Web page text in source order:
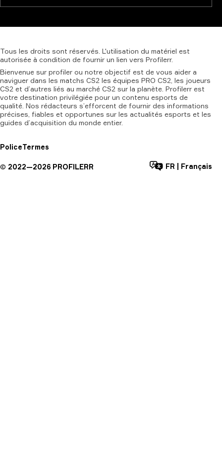
Tous les droits sont réservés. L'utilisation du matériel est
autorisée à condition de fournir un lien vers Profilerr.
Bienvenue sur profiler ou notre objectif est de vous aider a
naviguer dans les matchs CS2 les équipes PRO CS2, les joueurs
CS2 et d’autres liés au marché CS2 sur la planète. Profilerr est
votre destination privilégiée pour un contenu esports de
qualité. Nos rédacteurs s’efforcent de fournir des informations
précises, fiables et opportunes sur les actualités esports et les
guides d’acquisition du monde entier.
PoliceTermes
© 2022—2026 PROFILERR FR Français